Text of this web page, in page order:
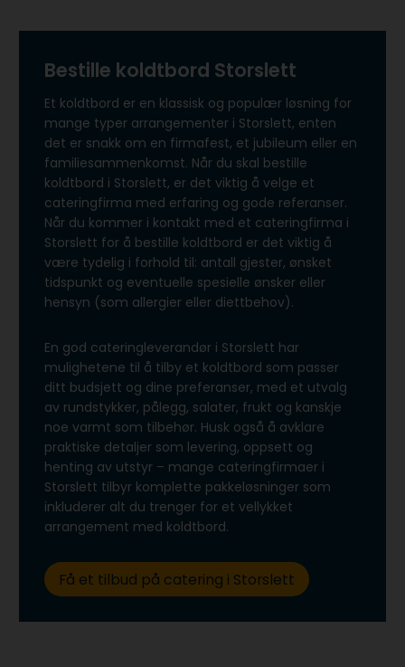
Bestille koldtbord Storslett
Et koldtbord er en klassisk og populær løsning for
mange typer arrangementer i Storslett, enten
det er snakk om en firmafest, et jubileum eller en
familiesammenkomst. Når du skal bestille
koldtbord i Storslett, er det viktig å velge et
cateringfirma med erfaring og gode referanser.
Når du kommer i kontakt med et cateringfirma i
Storslett for å bestille koldtbord er det viktig å
være tydelig i forhold til: antall gjester, ønsket
tidspunkt og eventuelle spesielle ønsker eller
hensyn (som allergier eller diettbehov).
En god cateringleverandør i Storslett har
mulighetene til å tilby et koldtbord som passer
ditt budsjett og dine preferanser, med et utvalg
av rundstykker, pålegg, salater, frukt og kanskje
noe varmt som tilbehør. Husk også å avklare
praktiske detaljer som levering, oppsett og
henting av utstyr – mange cateringfirmaer i
Storslett tilbyr komplette pakkeløsninger som
inkluderer alt du trenger for et vellykket
arrangement med koldtbord.
Få et tilbud på catering i Storslett